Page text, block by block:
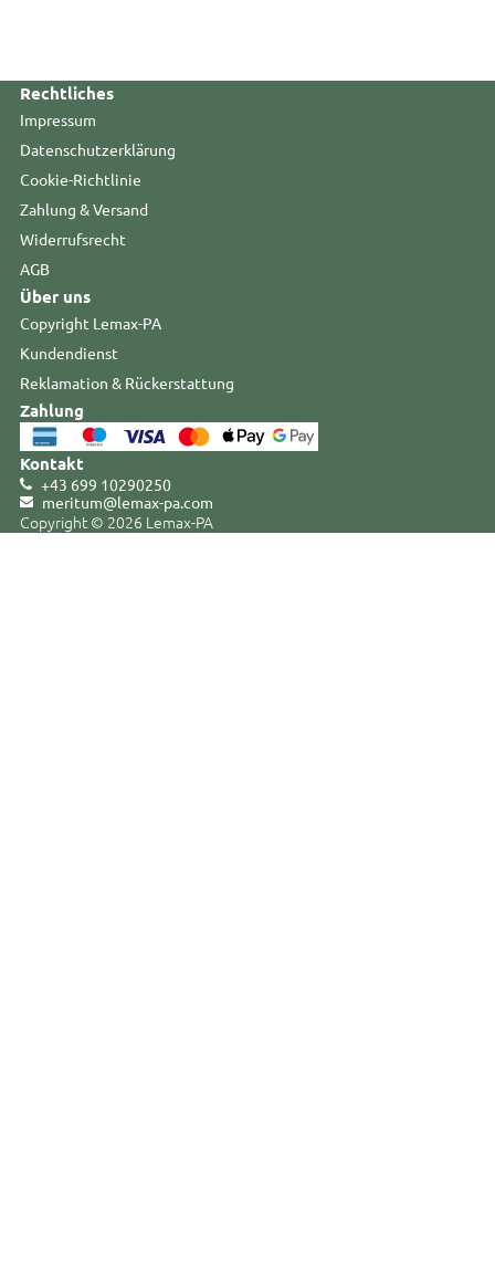
Rechtliches
Impressum
Datenschutzerklärung
Cookie-Richtlinie
Zahlung & Versand
Widerrufsrecht
AGB
Über uns
Copyright Lemax-PA
Kundendienst
Reklamation & Rückerstattung
Zahlung
Kontakt
+43 699 10290250
meritum@lemax-pa.com
Copyright © 2026 Lemax-PA